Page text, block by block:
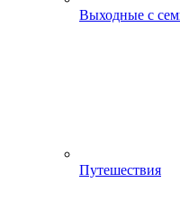
Выходные с
Путешествия